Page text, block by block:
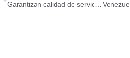
Garantizan calidad de servicio en el hospital municipal de Ciudad Bolívar